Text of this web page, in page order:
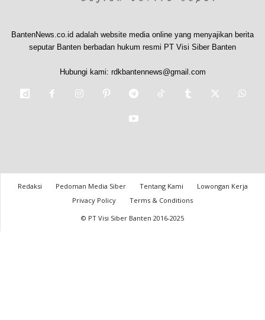
BantenNews.co.id adalah website media online yang menyajikan berita
seputar Banten berbadan hukum resmi PT Visi Siber Banten
Hubungi kami: rdkbantennews@gmail.com
Redaksi Pedoman Media Siber Tentang Kami
Lowongan Kerja
Privacy Policy
Terms & Conditions
© PT Visi Siber Banten 2016-2025